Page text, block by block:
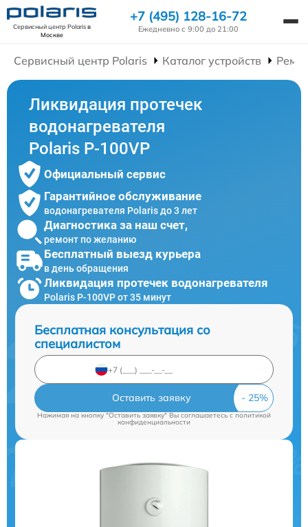
Сервисный центр Polarisв
Москве
+7 (495) 128-16-72
Ежедневно с 9:00 до 21:00
Сервисный центр Polaris Каталог устройств
Ликвидация протечек
водонагревателя
Polaris P-100VP
Официальный сервис
Гарантийное обслуживание
водонагревателя Polaris до 3 лет
Диагностика за наш счет,
ремонт по желанию
Бесплатный выезд курьера
в день обращения
Ликвидация протечек водонагревателя
Polaris P-100VP от 35 минут
Бесплатная консультация со
специалистом
Оставить заявку
Нажимая на кнопку "Оставить заявку" Вы соглашаетесь cполитикой
конфиденциальности